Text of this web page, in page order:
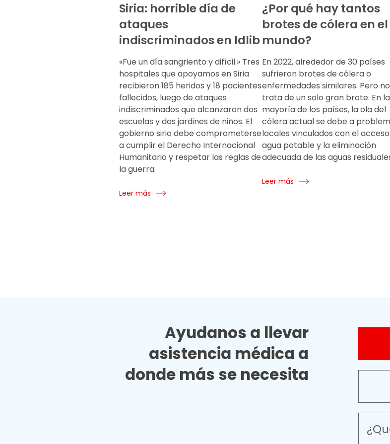
Siria: horrible día de
ataques
indiscriminados en Idlib
«Fue un día sangriento y difícil.» Tres
hospitales que apoyamos en Siria
recibieron 185 heridos y 18 pacientes
fallecidos, luego de ataques
indiscriminados que alcanzaron dos
escuelas y dos jardines de niños. El
gobierno sirio debe comprometerse
a cumplir el Derecho Internacional
Humanitario y respetar las reglas de
la guerra.
Leer más
¿Por qué hay tantos
brotes de cólera en el
mundo?
En 2022, alrededor de 30 países
sufrieron brotes de cólera o
enfermedades similares. Pero
trata de un solo gran brote. En la
mayoría de los países, la ola del
cólera actual se debe a
locales vinculados con el
agua potable y la eliminación
adecuada de las aguas
Leer más
Ayudanos a llevar
asistencia médica a
donde más se necesita